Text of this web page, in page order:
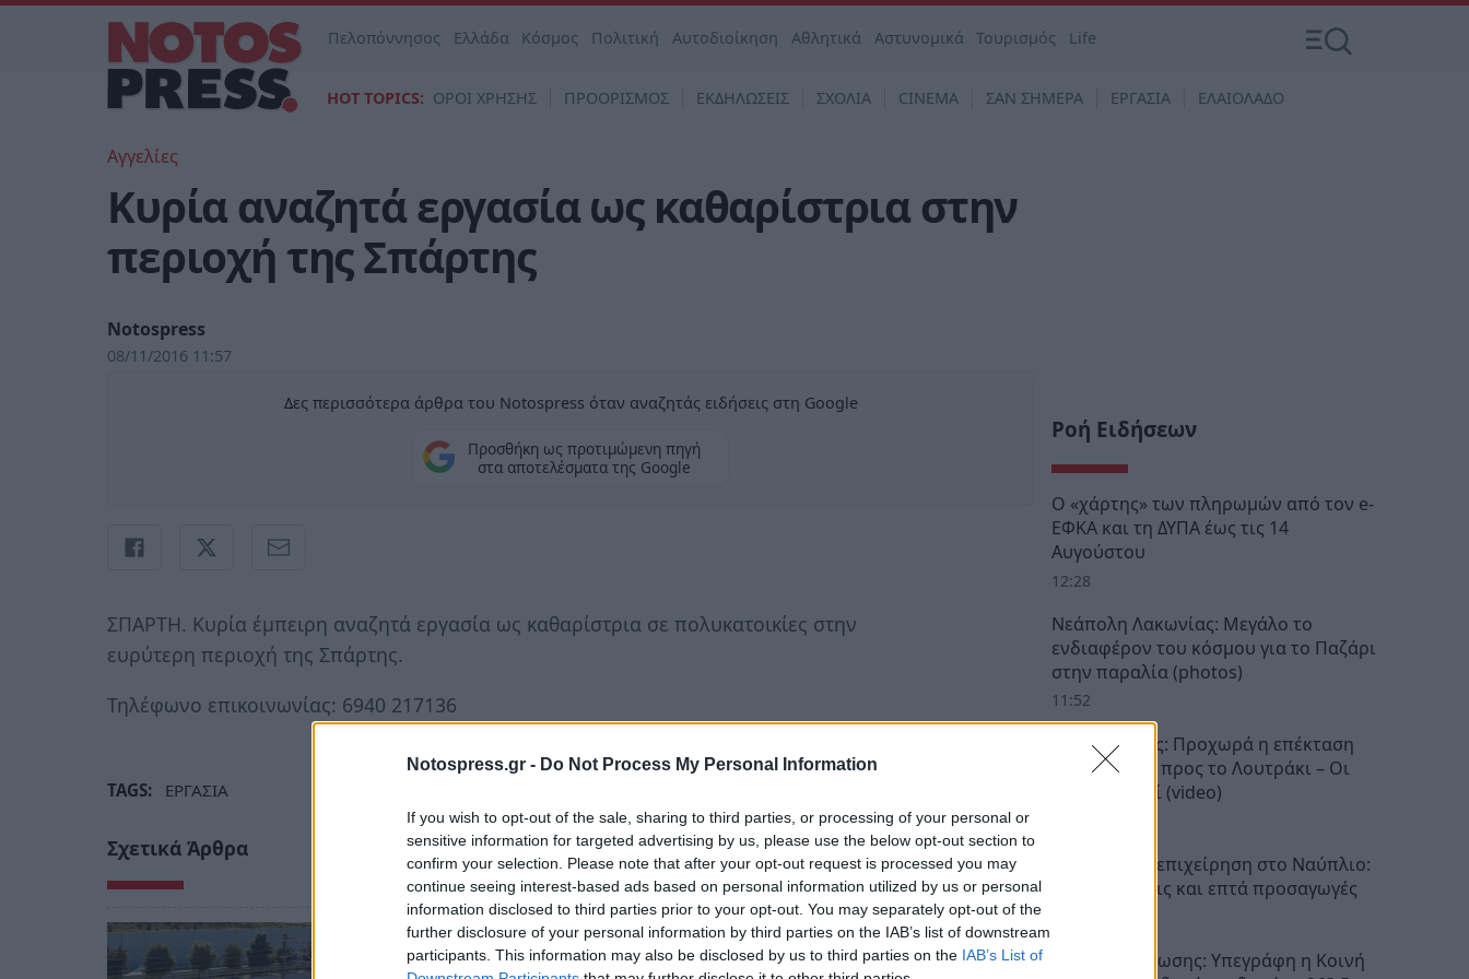
Notospress.gr - Do Not Process My Personal Information
If you wish to opt-out of the sale, sharing to third parties, or processing of your personal or
sensitive information for targeted advertising by us, please use the below opt-out section to
confirm your selection. Please note that after your opt-out request is processed you may
continue seeing interest-based ads based on personal information utilized by us or personal
information disclosed to third parties prior to your opt-out. You may separately opt-out of the
further disclosure of your personal information by third parties on the IAB’s list of downstream
participants. This information may also be disclosed by us to third parties on the IAB’s List of
Πελοπόννησος Ελλάδα Κόσμος Πολιτική Αυτοδιοίκηση Αθλητικά Αστυνομικά Τουρισμός Life
HOT TOPICS: ΟΡΟΙ ΧΡΗΣΗΣ ΠΡΟΟΡΙΣΜΟΣ ΕΚΔΗΛΩΣΕΙΣ ΣΧΟΛΙΑ CINEMA ΣΑΝ ΣΗΜΕΡΑ ΕΡΓΑΣΙΑ ΕΛΑΙΟΛΑΔΟ
Αγγελίες
Κυρία αναζητά εργασία ως καθαρίστρια στην
περιοχή της Σπάρτης
Notospress
08/11/2016 11:57
Δες περισσότερα άρθρα του Notospress όταν αναζητάς ειδήσεις στη Google
Προσθήκη ως προτιμώμενη πηγή
στα αποτελέσματα της Google
ΣΠΑΡΤΗ. Κυρία έμπειρη αναζητά εργασία ως καθαρίστρια σε πολυκατοικίες στην
ευρύτερη περιοχή της Σπάρτης.
Τηλέφωνο επικοινωνίας: 6940 217136
TAGS: ΕΡΓΑΣΙΑ
Σχετικά Άρθρα
Ροή Ειδήσεων
Ο «χάρτης» των πληρωμών από τον e-
ΕΦΚΑ και τη ΔΥΠΑ έως τις 14
Αυγούστου
12:28
Νεάπολη Λακωνίας: Μεγάλο το
ενδιαφέρον του κόσμου για το Παζάρι
στην παραλία (photos)
11:52
Προαστιακός: Προχωρά η επέκταση
της γραμμής προς το Λουτράκι – Οι
νέοι σταθμοί (video)
Αστυνομική επιχείρηση στο Ναύπλιο:
Έξι συλλήψεις και επτά προσαγωγές
Σχέδια Βελτίωσης: Υπεγράφη η Κοινή